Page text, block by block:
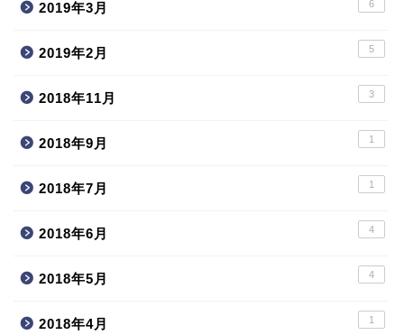
2019年3月 6
2019年2月 5
2018年11月 3
2018年9月 1
2018年7月 1
2018年6月 4
2018年5月 4
2018年4月 1